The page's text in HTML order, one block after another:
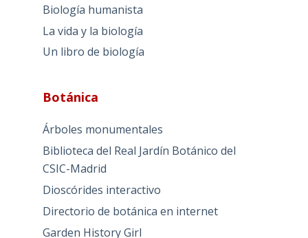
Biología humanista
La vida y la biología
Un libro de biología
Botánica
Árboles monumentales
Biblioteca del Real Jardín Botánico del
CSIC-Madrid
Dioscórides interactivo
Directorio de botánica en internet
Garden History Girl